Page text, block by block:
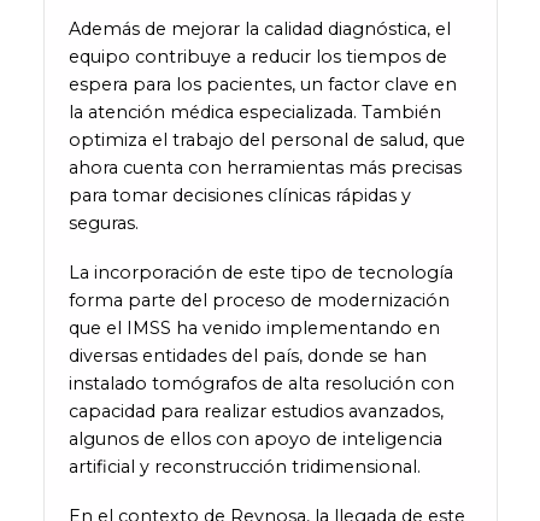
Además de mejorar la calidad diagnóstica, el
equipo contribuye a reducir los tiempos de
espera para los pacientes, un factor clave en
la atención médica especializada. También
optimiza el trabajo del personal de salud, que
ahora cuenta con herramientas más precisas
para tomar decisiones clínicas rápidas y
seguras.
La incorporación de este tipo de tecnología
forma parte del proceso de modernización
que el IMSS ha venido implementando en
diversas entidades del país, donde se han
instalado tomógrafos de alta resolución con
capacidad para realizar estudios avanzados,
algunos de ellos con apoyo de inteligencia
artificial y reconstrucción tridimensional.
En el contexto de Reynosa, la llegada de este